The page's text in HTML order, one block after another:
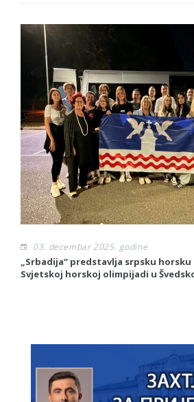
03. decembar 2025. godine
„Srbadija“ predstavlja srpsku
Svjetskoj horskoj olimpijadi u